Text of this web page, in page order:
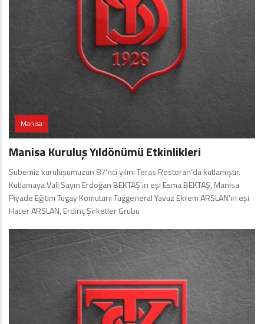
Manisa
Manisa Kuruluş Yıldönümü Etkinlikleri
Şubemiz kuruluşumuzun 87’nci yılını Teras Restoran’da kutlamıştır.
Kutlamaya Vali Sayın Erdoğan BEKTAŞ’ın eşi Esma BEKTAŞ, Manisa
Piyade Eğitim Tugay Komutanı Tuğgeneral Yavuz Ekrem ARSLAN’ın eşi
Hacer ARSLAN, Erdinç Şirketler Grubu